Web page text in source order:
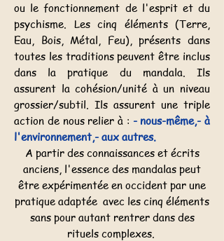
ou le fonctionnement de l'esprit et du
psychisme. Les cinq éléments (Terre,
Eau, Bois, Métal, Feu), présents dans
toutes les traditions peuvent être inclus
dans la pratique du mandala. Ils
assurent la cohésion/unité à un niveau
grossier/subtil. Ils assurent une triple
action de nous relier à : - nous-même,- à
l'environnement,- aux autres.
A partir des connaissances et écrits
anciens, l'essence des mandalas peut
être expérimentée en occident par une
pratique adaptée avec les cinq éléments
sans pour autant rentrer dans des
rituels complexes.